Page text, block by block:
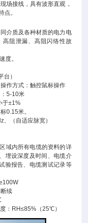
场接线，具有波形直观，
点。
介质及各种材质的电力电
高阻泄漏、高阻闪络性故
度。
台）
方式：触控鼠标操作
5-10米
于±1%
标0.15米。
、（自适应脉宽）
域内所有电缆的资料的详
埋设深度及时间、电缆介
验报告、电缆测试记录等
续
：RH≤85%（25℃）